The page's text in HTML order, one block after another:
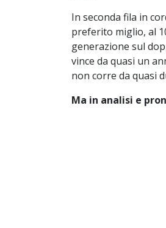
In seconda fila in
preferito miglio, al
generazione sul
vince da quasi un
non corre da quasi
Ma in analisi e